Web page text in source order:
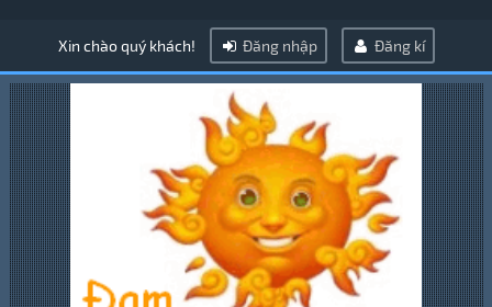
Xin chào quý khách! Đăng nhập Đăng kí